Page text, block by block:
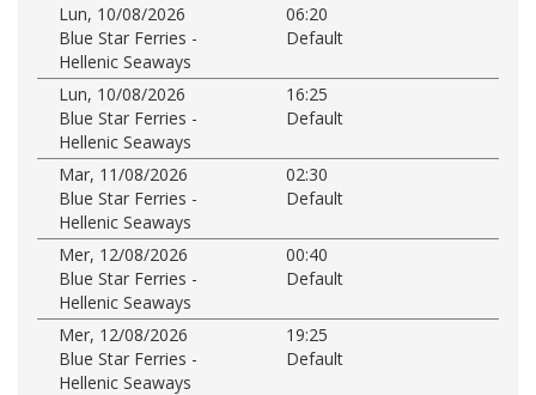
Lun, 10/08/2026
06:20
Blue Star Ferries -
Hellenic Seaways
Default
Lun, 10/08/2026
16:25
Blue Star Ferries -
Hellenic Seaways
Default
Mar, 11/08/2026
02:30
Blue Star Ferries -
Hellenic Seaways
Default
Mer, 12/08/2026
00:40
Blue Star Ferries -
Hellenic Seaways
Default
Mer, 12/08/2026
19:25
Blue Star Ferries -
Hellenic Seaways
Default